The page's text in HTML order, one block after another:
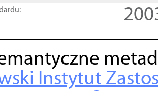
Instytut